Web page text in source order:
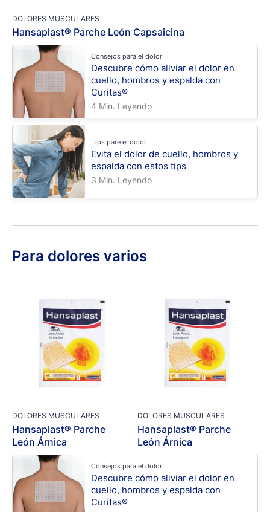
DOLORES MUSCULARES
Hansaplast® Parche León Capsaicina
Consejos para el dolor
Descubre cómo aliviar el dolor en
cuello, hombros y espalda con
Curitas®
4 Min. Leyendo
Tips pare el dolor
Evita el dolor de cuello, hombros y
espalda con estos tips
3 Min. Leyendo
Para dolores varios
DOLORES MUSCULARES
Hansaplast® Parche
León Árnica
DOLORES MUSCULARES
Hansaplast® Parche
León Árnica
Consejos para el dolor
Descubre cómo aliviar el dolor en
cuello, hombros y espalda con
Curitas®